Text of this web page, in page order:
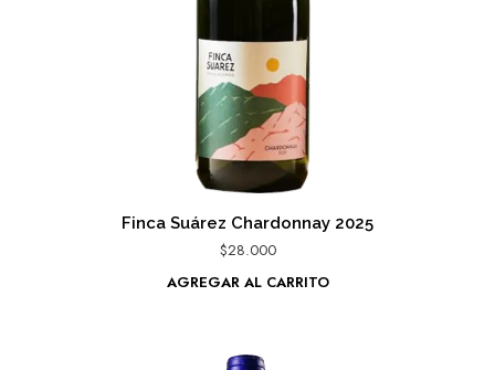
Finca Suárez Chardonnay 2025
$28.000
AGREGAR AL CARRITO